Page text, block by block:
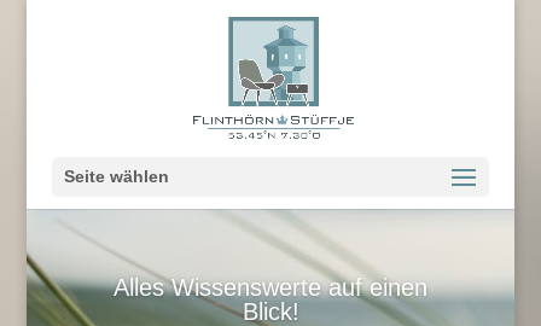
Seite wählen
Alles Wissenswerte auf einen
Blick!